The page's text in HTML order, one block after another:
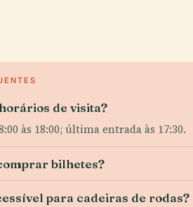
de visita?
às 18:00; última entrada às 17:30.
bilhetes?
para cadeiras de rodas?